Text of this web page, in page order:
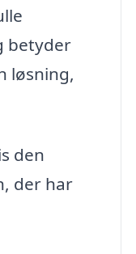
betyder
løsning,
den
der har